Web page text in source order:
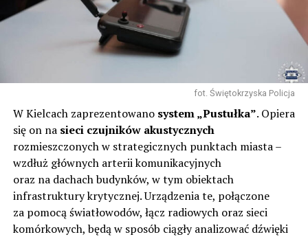
fot. Świętokrzyska Policja
W Kielcach zaprezentowano system „Pustułka”. Opiera
się on na sieci czujników akustycznych
rozmieszczonych w strategicznych punktach miasta –
wzdłuż głównych arterii komunikacyjnych
oraz na dachach budynków, w tym obiektach
infrastruktury krytycznej. Urządzenia te, połączone
za pomocą światłowodów, łącz radiowych oraz sieci
komórkowych, będą w sposób ciągły analizować dźwięki